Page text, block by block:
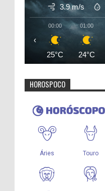
3.9 m/s
00:00
25°C
01:00
24°C
‹
HOROSPOCO